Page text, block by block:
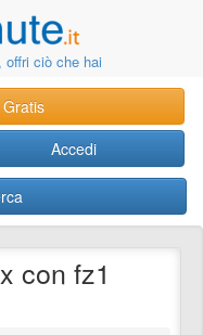
offri ciò che hai
Accedi
con fz1